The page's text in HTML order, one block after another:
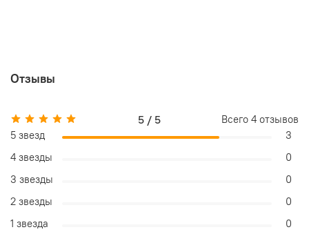
Отзывы
5 / 5 Всего 4 отзывов
5 звезд
3
4 звезды
0
3 звезды
0
2 звезды
0
1 звезда
0